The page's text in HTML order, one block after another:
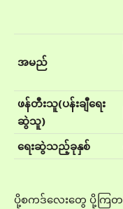
အမည်
ဖန်တီးသူ(ပန်းချီရေး
ဆွဲသူ)
ရေးဆွဲသည့်ခုနှစ်
ပို့စကဒ်လေးတွေ ပို့ကြ